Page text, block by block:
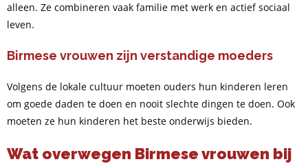
alleen. Ze combineren vaak familie met werk en actief sociaal
leven.
Birmese vrouwen zijn verstandige moeders
Volgens de lokale cultuur moeten ouders hun kinderen leren
om goede daden te doen en nooit slechte dingen te doen. Ook
moeten ze hun kinderen het beste onderwijs bieden.
Wat overwegen Birmese vrouwen bij